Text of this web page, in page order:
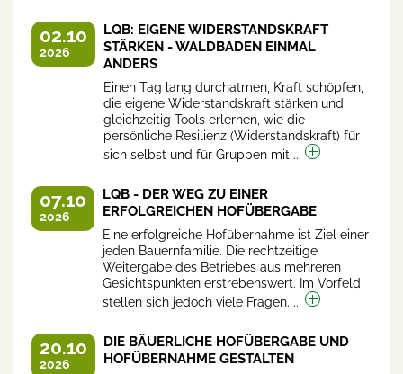
02.10
2026
LQB: EIGENE WIDERSTANDSKRAFT
STÄRKEN - WALDBADEN EINMAL
ANDERS
Einen Tag lang durchatmen, Kraft schöpfen,
die eigene Widerstandskraft stärken und
gleichzeitig Tools erlernen, wie die
persönliche Resilienz (Widerstandskraft) für
sich selbst und für Gruppen mit ...
07.10
2026
LQB - DER WEG ZU EINER
ERFOLGREICHEN HOFÜBERGABE
Eine erfolgreiche Hofübernahme ist Ziel einer
jeden Bauernfamilie. Die rechtzeitige
Weitergabe des Betriebes aus mehreren
Gesichtspunkten erstrebenswert. Im Vorfeld
stellen sich jedoch viele Fragen. ...
20.10
2026
DIE BÄUERLICHE HOFÜBERGABE UND
HOFÜBERNAHME GESTALTEN